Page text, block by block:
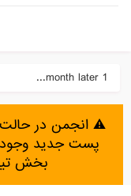
⚠️ انجمن در حالت
پست جدید وجود
بخش